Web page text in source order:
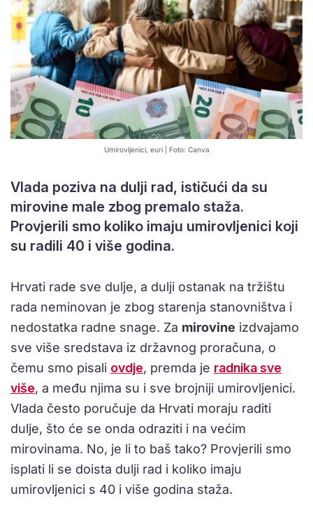
Umirovljenici, euri | Foto: Canva
Vlada poziva na dulji rad, ističući da su
mirovine male zbog premalo staža.
Provjerili smo koliko imaju umirovljenici koji
su radili 40 i više godina.
Hrvati rade sve dulje, a dulji ostanak na tržištu
rada neminovan je zbog starenja stanovništva i
nedostatka radne snage. Za mirovine izdvajamo
sve više sredstava iz državnog proračuna, o
čemu smo pisali ovdje, premda je radnika sve
više, a među njima su i sve brojniji umirovljenici.
Vlada često poručuje da Hrvati moraju raditi
dulje, što će se onda odraziti i na većim
mirovinama. No, je li to baš tako? Provjerili smo
isplati li se doista dulji rad i koliko imaju
umirovljenici s 40 i više godina staža.